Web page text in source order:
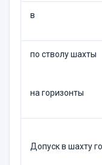
в
по стволу шахты
на горизонты
Допуск в шахту